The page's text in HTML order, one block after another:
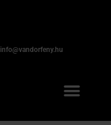
info@vandorfeny.hu